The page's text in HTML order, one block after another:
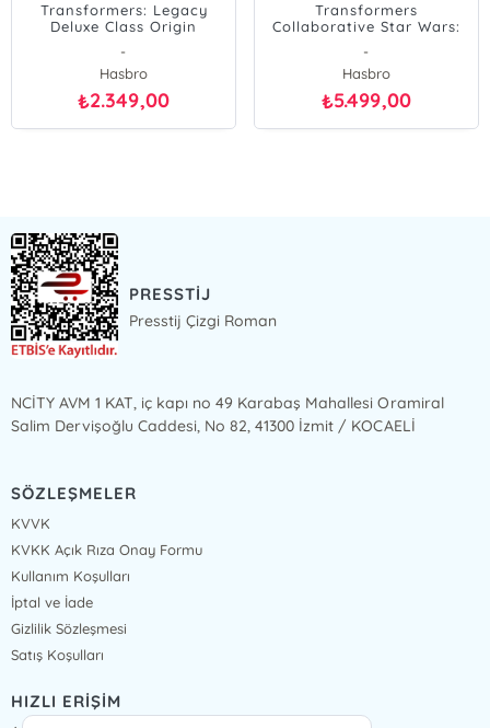
Transformers: Legacy
Deluxe Class Origin
-
Hasbro
₺2.349,00
Transformers
Collaborative Star Wars:
Starfighter Aksiyon Figürü
-
Hasbro
₺5.499,00
PRESSTİJ
Presstij Çizgi Roman
NCİTY AVM 1 KAT, iç kapı no 49 Karabaş Mahallesi Oramiral
Salim Dervişoğlu Caddesi, No 82, 41300 İzmit / KOCAELİ
SÖZLEŞMELER
KVVK
KVKK Açık Rıza Onay Formu
Kullanım Koşulları
İptal ve İade
Gizlilik Sözleşmesi
Satış Koşulları
HIZLI ERİŞİM